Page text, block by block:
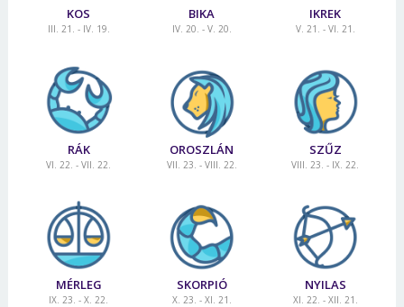
KOS
III. 21. - IV. 19.
BIKA
IV. 20. - V. 20.
IKREK
V. 21. - VI. 21.
RÁK
VI. 22. - VII. 22.
OROSZLÁN
VII. 23. - VIII. 22.
SZŰZ
VIII. 23. - IX. 22.
MÉRLEG
IX. 23. - X. 22.
SKORPIÓ
X. 23. - XI. 21.
NYILAS
XI. 22. - XII. 21.